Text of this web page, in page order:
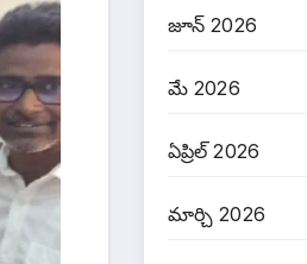
జూన్ 2026
మే 2026
ఏప్రిల్ 2026
మార్చి 2026